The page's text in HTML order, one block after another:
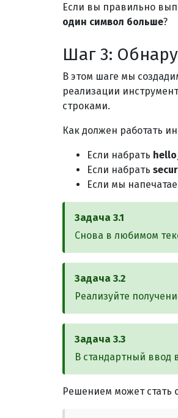
Если вы правильно
один символ больше?
Шаг 3:
В этом шаге мы
реализации
строками.
Как должен работать
Если набрать
Если набрать
Если мы
Задача 3.1
Снова в любимом
Задача 3.2
Реализуйте
Задача 3.3
В стандартный ввод
Решением может стать